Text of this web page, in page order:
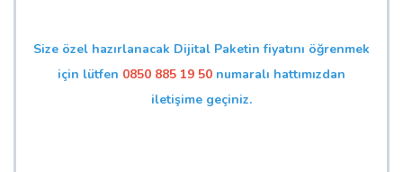
Size özel hazırlanacak Dijital Paketin fiyatını öğrenmek
için lütfen 0850 885 19 50 numaralı hattımızdan
iletişime geçiniz.